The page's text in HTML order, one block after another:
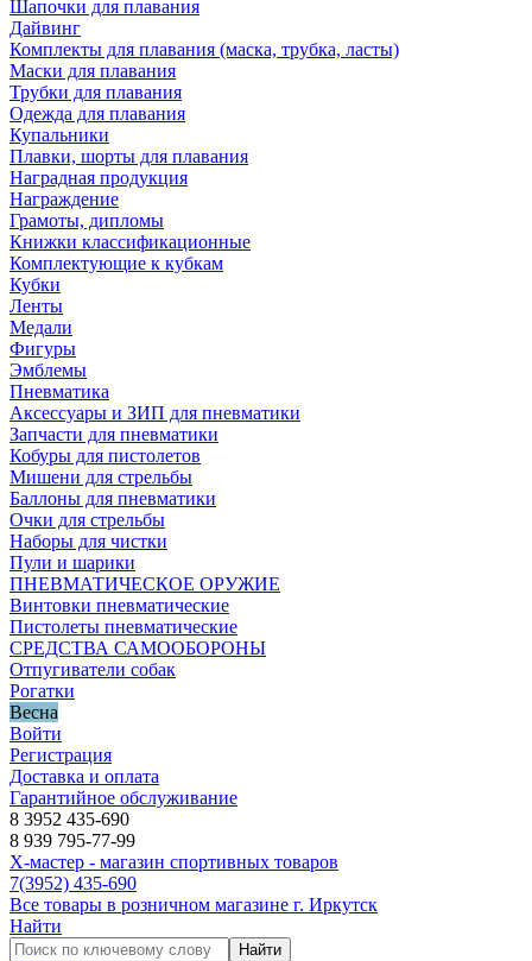
Шапочки для плавания
Дайвинг
Комплекты для плавания (маска, трубка, ласты)
Маски для плавания
Трубки для плавания
Одежда для плавания
Купальники
Плавки, шорты для плавания
Наградная продукция
Награждение
Грамоты, дипломы
Книжки классификационные
Комплектующие к кубкам
Кубки
Ленты
Медали
Фигуры
Эмблемы
Пневматика
Аксессуары и ЗИП для пневматики
Запчасти для пневматики
Кобуры для пистолетов
Мишени для стрельбы
Баллоны для пневматики
Очки для стрельбы
Наборы для чистки
Пули и шарики
ПНЕВМАТИЧЕСКОЕ ОРУЖИЕ
Винтовки пневматические
Пистолеты пневматические
СРЕДСТВА САМООБОРОНЫ
Отпугиватели собак
Рогатки
Весна
Войти
Регистрация
Доставка и оплата
Гарантийное обслуживание
8 3952 435-690
8 939 795-77-99
Х-мастер - магазин спортивных товаров
7(3952) 435-690
Все товары в розничном магазине г. Иркутск
Найти
Найти